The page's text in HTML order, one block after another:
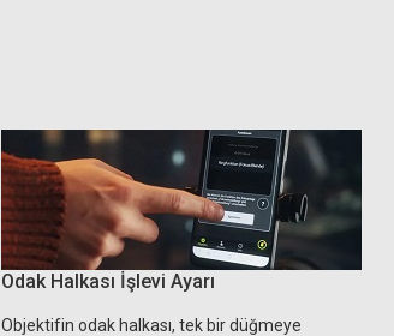
Odak Halkası İşlevi Ayarı
Objektifin odak halkası, tek bir düğmeye